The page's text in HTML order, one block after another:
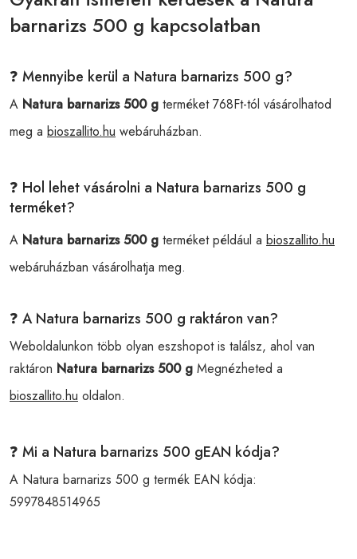
barnarizs 500 g kapcsolatban
❓ Mennyibe kerül a Natura barnarizs 500 g?
A Natura barnarizs 500 g terméket 768Ft-tól vásárolhatod
meg a bioszallito.hu webáruházban.
❓ Hol lehet vásárolni a Natura barnarizs 500 g
terméket?
A Natura barnarizs 500 g terméket például a bioszallito.hu
webáruházban vásárolhatja meg.
❓ A Natura barnarizs 500 g raktáron van?
Weboldalunkon több olyan eszshopot is találsz, ahol van
raktáron Natura barnarizs 500 g Megnézheted a
bioszallito.hu oldalon.
❓ Mi a Natura barnarizs 500 gEAN kódja?
A Natura barnarizs 500 g termék EAN kódja:
5997848514965